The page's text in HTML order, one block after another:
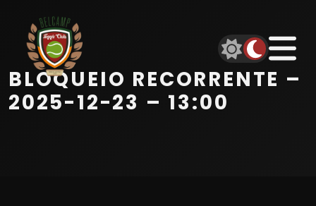
Início
Equipa
Serviços
BLOQUEIO RECORRENTE –
2025-12-23 – 13:00